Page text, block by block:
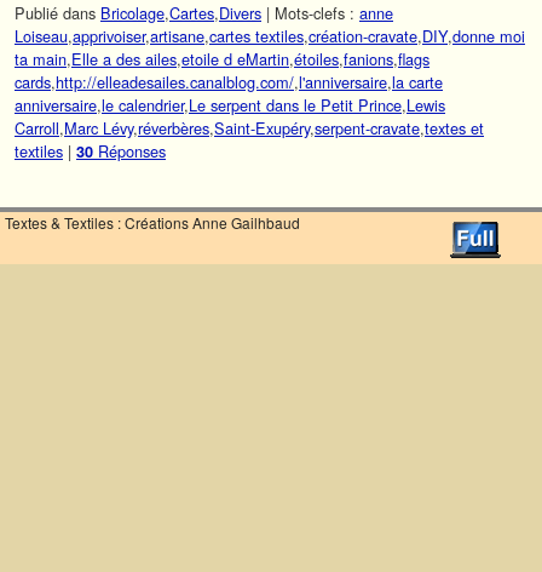
Publié dans Bricolage,Cartes,Divers | Mots-clefs : anne
Loiseau,apprivoiser,artisane,cartes textiles,création-cravate,DIY,donne moi
ta main,Elle a des ailes,etoile d eMartin,étoiles,fanions,flags
cards,http://elleadesailes.canalblog.com/,l'anniversaire,la carte
anniversaire,le calendrier,Le serpent dans le Petit Prince,Lewis
Carroll,Marc Lévy,réverbères,Saint-Exupéry,serpent-cravate,textes et
textiles | 30 Réponses
Textes & Textiles : Créations Anne Gailhbaud